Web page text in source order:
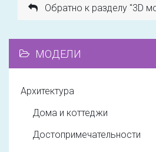
Обратно к разделу "3D
МОДЕЛИ
Архитектура
Дома и коттеджи
Достопримечательности